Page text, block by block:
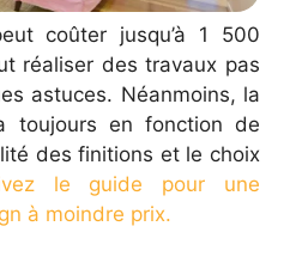
coûter jusqu’à 1 500
réaliser des travaux pas
astuces. Néanmoins, la
toujours en fonction de
des finitions et le choix
le guide pour une
à moindre prix.